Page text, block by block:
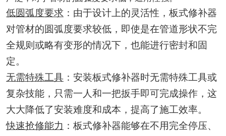
低圆弧度要求 ：由于设计上的灵活性，板式修补器
对管材的圆弧度要求较低，即使是在管道形状不完
全规则或略有变形的情况下，也能进行密封和固
定。
无需特殊工具 ：安装板式修补器时无需特殊工具或
复杂技能，只需一人和一把扳手即可完成操作，这
大大降低了安装难度和成本，提高了施工效率。
快速抢修能力 ：板式修补器能够在不用完全停压、